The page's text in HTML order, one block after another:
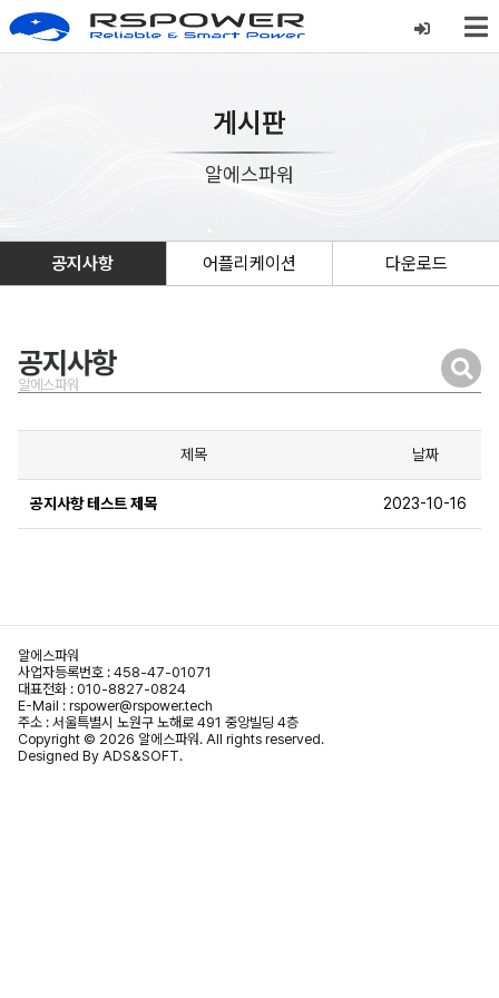
게시판
알에스파워
공지사항 어플리케이션 다운로드
공지사항
알에스파워
제목 날짜
공지사항 테스트 제목 2023-10-16
알에스파워
사업자등록번호 : 458-47-01071
대표전화 : 010-8827-0824
E-Mail : rspower@rspower.tech
주소 : 서울특별시 노원구 노해로 491 중앙빌딩 4층
Copyright © 2026 알에스파워. All rights reserved.
Designed By ADS&SOFT.